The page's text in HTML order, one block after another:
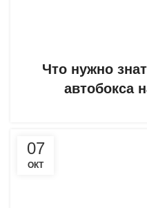
Что нужно
автобокса
07
ОКТ